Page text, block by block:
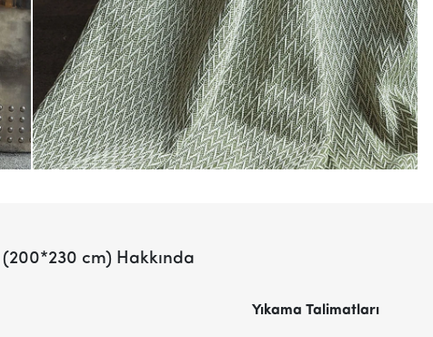
cm) Hakkında
Yıkama Talimatları